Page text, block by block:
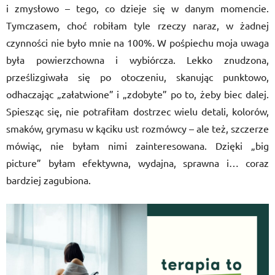
i zmysłowo – tego, co dzieje się w danym momencie.
Tymczasem, choć robiłam tyle rzeczy naraz, w żadnej
czynności nie było mnie na 100%. W pośpiechu moja uwaga
była powierzchowna i wybiórcza. Lekko znudzona,
prześlizgiwała się po otoczeniu, skanując punktowo,
odhaczając „załatwione” i „zdobyte” po to, żeby biec dalej.
Spiesząc się, nie potrafiłam dostrzec wielu detali, kolorów,
smaków, grymasu w kąciku ust rozmówcy – ale też, szczerze
mówiąc, nie byłam nimi zainteresowana. Dzięki „big
picture” byłam efektywna, wydajna, sprawna i… coraz
bardziej zagubiona.